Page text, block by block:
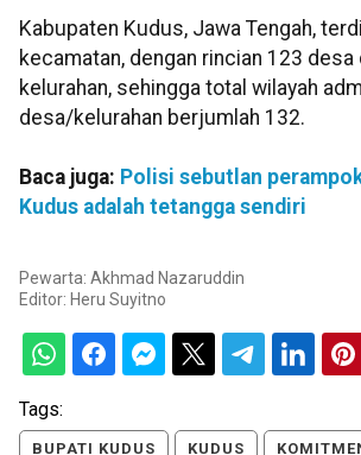
Kabupaten Kudus, Jawa Tengah,
kecamatan, dengan rincian 123 desa
kelurahan, sehingga total wilayah
desa/kelurahan berjumlah 132.
Baca juga: Polisi sebutlan
Kudus adalah tetangga sendiri
Pewarta: Akhmad Nazaruddin
Editor: Heru Suyitno
Tags:
BUPATI KUDUS KUDUS